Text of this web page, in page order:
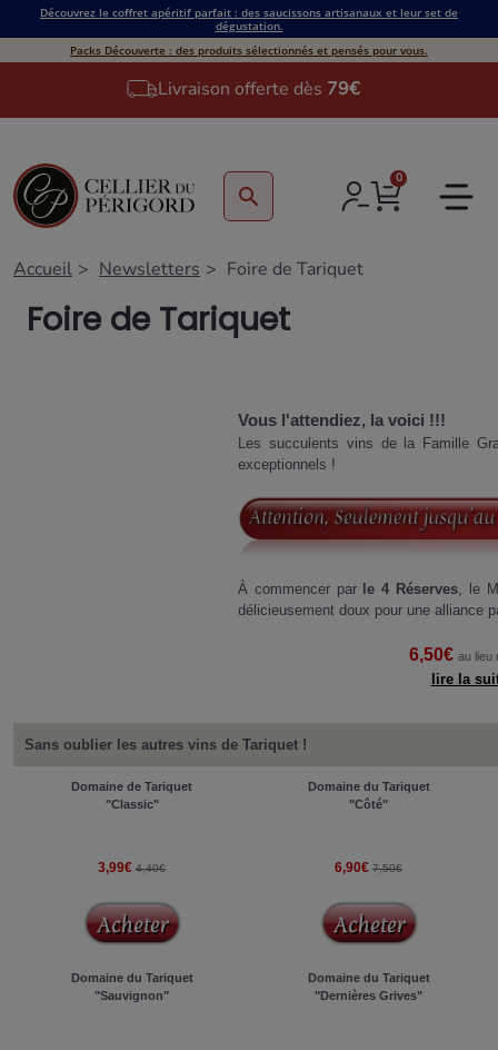
Découvrez le coffret apéritif parfait : des saucissons artisanaux et leur set de
dégustation.
Packs Découverte : des produits sélectionnés et pensés pour vous.
Livraison offerte dès 79€
search
0
Accueil Newsletters Foire de Tariquet
Foire de Tariquet
Vous l'attendiez, la voici !!!
Les succulents vins de la Famille
exceptionnels !
À commencer par le 4 Réserves , le
délicieusement doux pour une alliance
6,50€ au lieu
lire la
Sans oublier les autres vins de Tariquet !
Domaine de Tariquet
"Classic"
Domaine du Tariquet
"Côté"
3,99€ 4,40€ 6,90€ 7,50€
Domaine du Tariquet
"Sauvignon"
Domaine du Tariquet
"Dernières Grives"